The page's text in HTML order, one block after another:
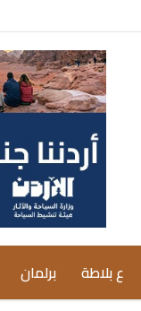
ع بلاطة برلمان